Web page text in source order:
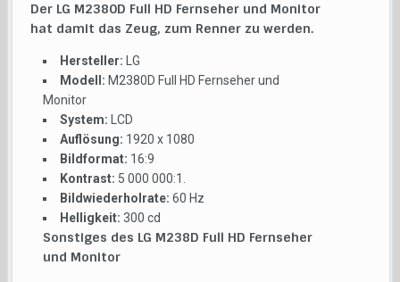
Der LG M2380D Full HD Fernseher und Monitor
hat damit das Zeug, zum Renner zu werden.
Hersteller: LG
Modell: M2380D Full HD Fernseher und
Monitor
System: LCD
Auflösung: 1920 x 1080
Bildformat: 16:9
Kontrast: 5 000 000:1.
Bildwiederholrate: 60 Hz
Helligkeit: 300 cd
Sonstiges des LG M238D Full HD Fernseher
und Monitor